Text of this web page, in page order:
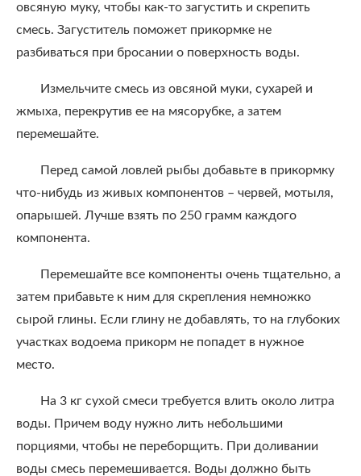
овсяную муку, чтобы как-то загустить и скрепить
смесь. Загуститель поможет прикормке не
разбиваться при бросании о поверхность воды.
Измельчите смесь из овсяной муки, сухарей и
жмыха, перекрутив ее на мясорубке, а затем
перемешайте.
Перед самой ловлей рыбы добавьте в прикормку
что-нибудь из живых компонентов – червей, мотыля,
опарышей. Лучше взять по 250 грамм каждого
компонента.
Перемешайте все компоненты очень тщательно, а
затем прибавьте к ним для скрепления немножко
сырой глины. Если глину не добавлять, то на глубоких
участках водоема прикорм не попадет в нужное
место.
На 3 кг сухой смеси требуется влить около литра
воды. Причем воду нужно лить небольшими
порциями, чтобы не переборщить. При доливании
воды смесь перемешивается. Воды должно быть